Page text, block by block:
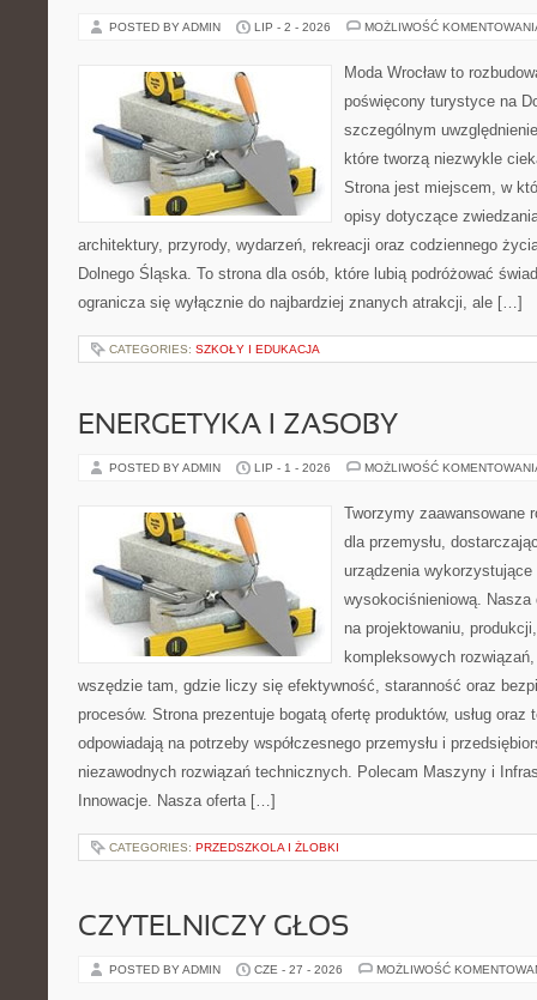
POSTED BY ADMIN LIP - 2 - 2026 MOŻLIWOŚĆ
Moda Wrocław to
poświęcony turystyce na
szczególnym
które tworzą niezwykle
Strona jest miejscem, w
opisy dotyczące
architektury, przyrody, wydarzeń, rekreacji oraz codziennego
Dolnego Śląska. To strona dla osób, które lubią podróżować
ogranicza się wyłącznie do najbardziej znanych atrakcji, ale […]
CATEGORIES: SZKOŁY I EDUKACJA
ENERGETYKA I ZASOBY
POSTED BY ADMIN LIP - 1 - 2026 MOŻLIWOŚĆ
Tworzymy zaawansowane
dla przemysłu,
urządzenia wykorzystujące
wysokociśnieniową. Nasza
na projektowaniu,
kompleksowych
wszędzie tam, gdzie liczy się efektywność, staranność oraz
procesów. Strona prezentuje bogatą ofertę produktów, usług oraz
odpowiadają na potrzeby współczesnego przemysłu i
niezawodnych rozwiązań technicznych. Polecam Maszyny i
Innowacje. Nasza oferta […]
CATEGORIES: PRZEDSZKOLA I ŻLOBKI
CZYTELNICZY GŁOS
POSTED BY ADMIN CZE - 27 - 2026 MOŻLIWOŚĆ